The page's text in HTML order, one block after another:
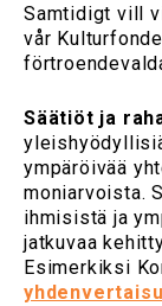
Samtidigt vill
vår
Säätiöt ja
ympäröivää
moniarvoista.
ihmisistä ja
jatkuvaa
Esimerkiksi